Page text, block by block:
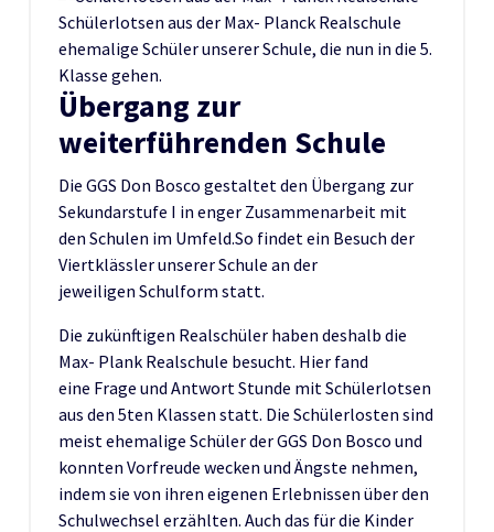
Schülerlotsen aus der Max- Planck Realschule
ehemalige Schüler unserer Schule, die nun in die 5.
Klasse gehen.
Übergang zur
weiterführenden Schule
Die GGS Don Bosco gestaltet den Übergang zur
Sekundarstufe I in enger Zusammenarbeit mit
den Schulen im Umfeld.So findet ein Besuch der
Viertklässler unserer Schule an der
jeweiligen Schulform statt.
Die zukünftigen Realschüler haben deshalb die
Max- Plank Realschule besucht. Hier fand
eine Frage und Antwort Stunde mit Schülerlotsen
aus den 5ten Klassen statt. Die Schülerlosten sind
meist ehemalige Schüler der GGS Don Bosco und
konnten Vorfreude wecken und Ängste nehmen,
indem sie von ihren eigenen Erlebnissen über den
Schulwechsel erzählten. Auch das für die Kinder